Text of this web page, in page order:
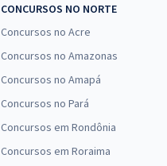
CONCURSOS NO NORTE
Concursos no Acre
Concursos no Amazonas
Concursos no Amapá
Concursos no Pará
Concursos em Rondônia
Concursos em Roraima